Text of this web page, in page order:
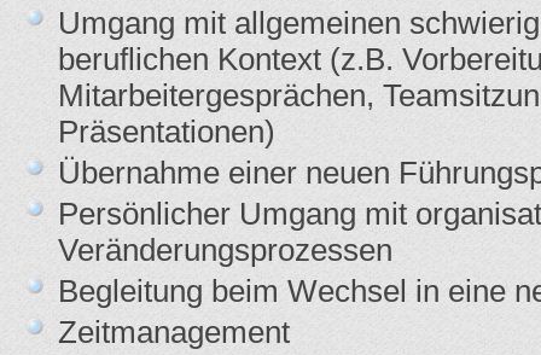
Umgang mit allgemeinen
beruflichen Kontext (z.B.
Mitarbeitergesprächen,
Präsentationen)
Übernahme einer neuen
Persönlicher Umgang mit
Veränderungsprozessen
Begleitung beim Wechsel in eine
Zeitmanagement